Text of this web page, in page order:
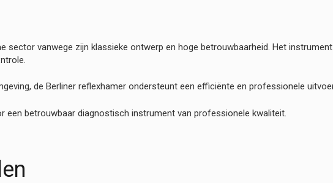
sector vanwege zijn klassieke ontwerp en hoge betrouwbaarheid. Het
de Berliner reflexhamer ondersteunt een efficiënte en professionele
een betrouwbaar diagnostisch instrument van professionele kwaliteit.